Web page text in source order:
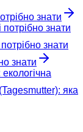
знати
знати
знати
знати
яка